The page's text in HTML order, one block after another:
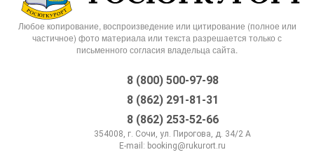
Любое копирование, воспроизведение или цитирование (полное или
частичное) фото материала или текста разрешается только с
письменного согласия владельца сайта.
8 (800) 500-97-98
8 (862) 291-81-31
8 (862) 253-52-66
354008, г. Сочи, ул. Пирогова, д. 34/2 А
E-mail: booking@rukurort.ru